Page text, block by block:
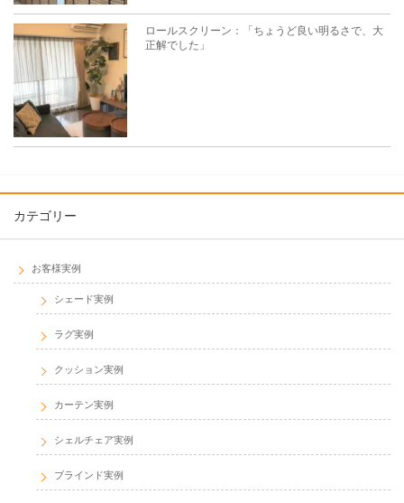
ロールスクリーン：「ちょうど良い明るさで、大
正解でした」
カテゴリー
お客様実例
シェード実例
ラグ実例
クッション実例
カーテン実例
シェルチェア実例
ブラインド実例